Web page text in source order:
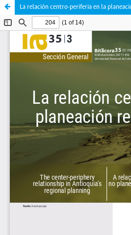
La relación centro-periferia en la